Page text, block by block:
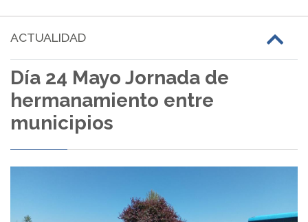
ACTUALIDAD
Día 24 Mayo Jornada de
hermanamiento entre
municipios